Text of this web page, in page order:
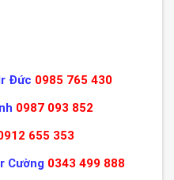
Đức 0985 765 430
0987 093 852
655 353
Cường 0343 499 888